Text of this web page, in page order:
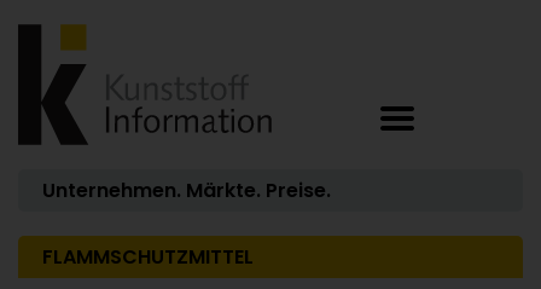
Unternehmen. Märkte. Preise.
FLAMMSCHUTZMITTEL